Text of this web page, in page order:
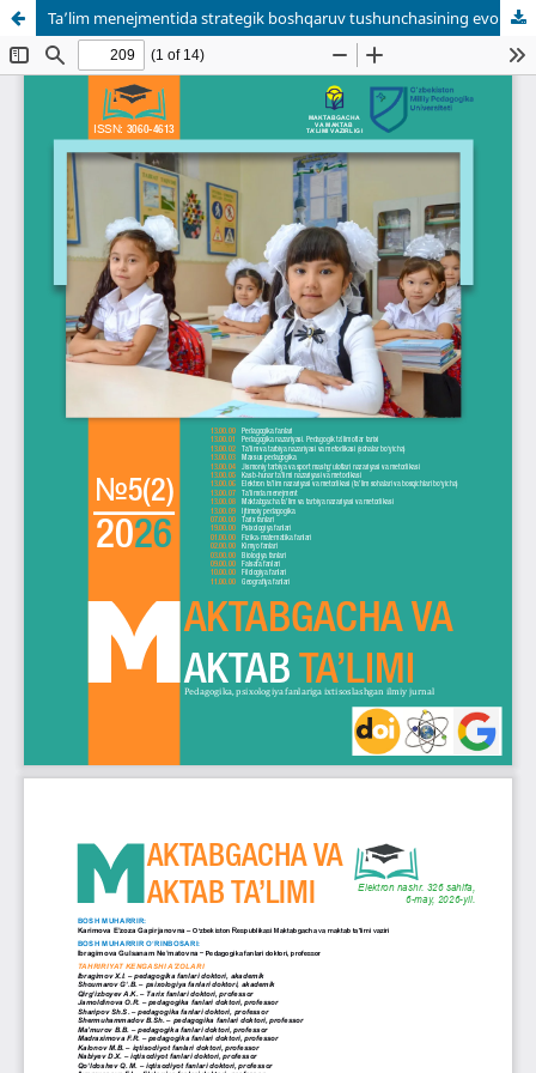
Ta’lim menejmentida strategik boshqaruv tushunchasining evolyutsiyasi